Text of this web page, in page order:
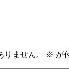
ません。 ※ が